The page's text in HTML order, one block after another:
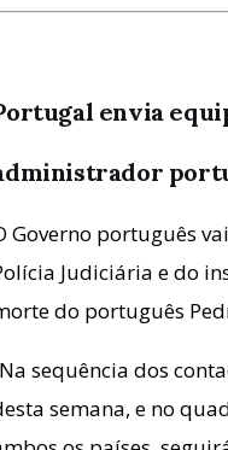
envia
Governo português
Judiciária e do
do português
sequência dos
semana, e no